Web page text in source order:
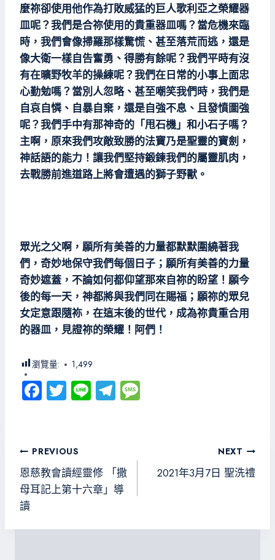
麼祢卻使用他作為打敗威猛的巨人歌利亞之榮耀器
皿呢？我們是合祢使用的貴重器皿嗎？當危機來臨
時，我們會像掃羅那樣驚慌、甚至落荒而逃，還是
像大衛一樣自告奮勇、得勝有餘呢？我們平時有沒
有在曠野牧羊的操練呢？我們在日常的小事上面忠
心勤勉嗎？當別人忽略、甚至嘲笑我們時，我們是
自哀自憐、自暴自棄，還是自強不息、且發憤圖強
呢？我們手中有那神奇的「甩石機」和小石子嗎？
主啊，原來我們攻敵致勝的法寶乃是聖靈的寶劍，
神話語的能力！讓我們堅持鍛鍊我們的屬靈肌肉，
去戰勝前進道路上將會遭遇的獅子野獸。
眾光之父啊，願所有美善的力量都默默圍繞著我
們，奇妙地保守我們每個日子；願所有美善的力量
奇妙遮蓋，不論如何都仰望那來自祢的盼望！願今
後的每一天，神都將與我們同在賜福；願祢的眾兒
女定意跟隨袮，在這末後的世代，成為祢貴重合用
的器皿，見證祢的榮耀！阿們！
瀏覽量: 1,499
Fa
ce
o
ok
T
wi
er
Li
ne
Te
le
m
文
章
導
覽
PREVIOUS
恩慈教會讀經靈修 「撒
母耳記上第十六章」導
讀
NEXT
2021年3月7日 聖洗禮